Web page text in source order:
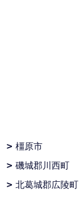
橿原市
磯城郡川西町
北葛城郡広陵町